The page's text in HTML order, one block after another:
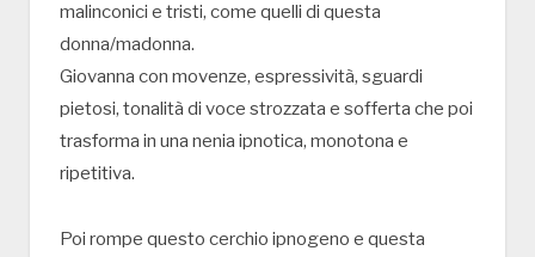
malinconici e tristi, come quelli di questa
donna/madonna.
Giovanna con movenze, espressività, sguardi
pietosi, tonalità di voce strozzata e sofferta che poi
trasforma in una nenia ipnotica, monotona e
ripetitiva.
Poi rompe questo cerchio ipnogeno e questa